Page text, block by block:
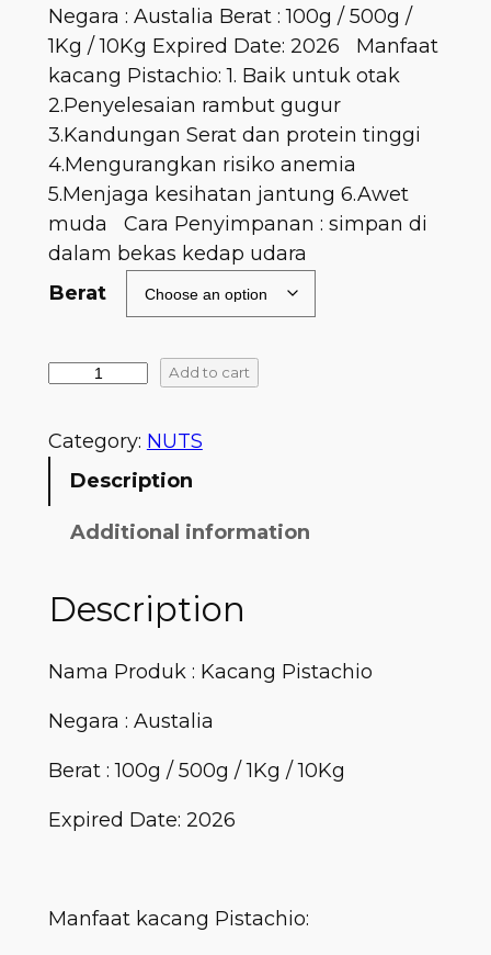
Negara : Austalia Berat : 100g / 500g /
1Kg / 10Kg Expired Date: 2026 Manfaat
kacang Pistachio: 1. Baik untuk otak
2.Penyelesaian rambut gugur
3.Kandungan Serat dan protein tinggi
4.Mengurangkan risiko anemia
5.Menjaga kesihatan jantung 6.Awet
muda Cara Penyimpanan : simpan di
dalam bekas kedap udara
Berat
Add to cart
Category: NUTS
Description
Additional information
Description
Nama Produk : Kacang Pistachio
Negara : Austalia
Berat : 100g / 500g / 1Kg / 10Kg
Expired Date: 2026
Manfaat kacang Pistachio: